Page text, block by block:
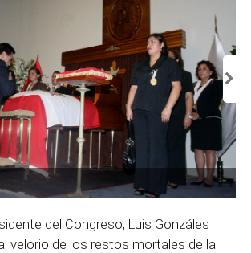
del Congreso, Luis Gonzáles
velorio de los restos mortales de la